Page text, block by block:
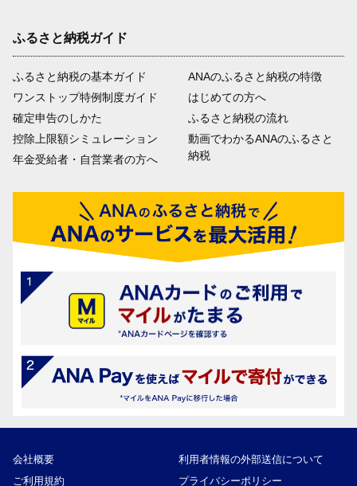
ふるさと納税ガイド
ふるさと納税の基本ガイド
ワンストップ特例制度ガイド
確定申告のしかた
控除上限額シミュレーション
年金受給者・自営業者の方へ
ANAのふるさと納税の特徴
はじめての方へ
ふるさと納税の流れ
動画でわかるANAのふるさと
納税
会社概要
利用者情報の外部送信について
ご利用規約
プライバシーポリシー